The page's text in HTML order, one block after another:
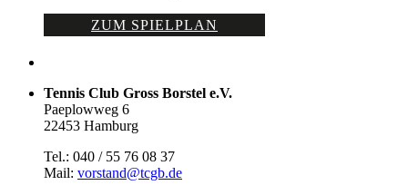
ZUM SPIELPLAN
Tennis Club Gross Borstel e.V.
Paeplowweg 6
22453 Hamburg
Tel.: 040 / 55 76 08 37
Mail: vorstand@tcgb.de